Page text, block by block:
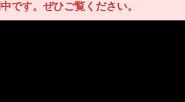
です。ぜひご覧ください。